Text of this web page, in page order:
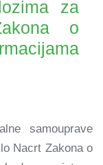
za
o
samouprave
Nacrt Zakona o